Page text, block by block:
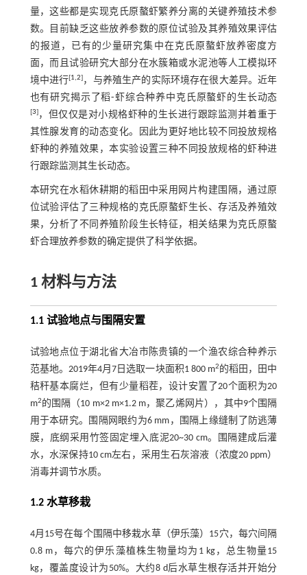
量，这些都是实现克氏原螯虾繁养分离的关键养殖技术参
数。目前缺乏这些放养参数的原位试验及其养殖效果评估
的报道，已有的少量研究集中在克氏原螯虾放养密度方
面，而且试验研究大部分在水簇箱或水泥池等人工模拟环
境中进行[1,2] ，与养殖生产的实际环境存在很大差异。近年
也有研究揭示了稻⁃虾综合种养中克氏原螯虾的生长动态
[3]，但仅仅是对小规格虾种的生长进行跟踪监测并着重于
其性腺发育的动态变化。因此为更好地比较不同投放规格
虾种的养殖效果，本实验设置三种不同投放规格的虾种进
行跟踪监测其生长动态。
本研究在水稻休耕期的稻田中采用网片构建围隔，通过原
位试验评估了三种规格的克氏原螯虾生长、存活及养殖效
果，分析了不同养殖阶段生长特征，相关结果为克氏原螯
虾合理放养参数的确定提供了科学依据。
1 材料与方法
1.1 试验地点与围隔安置
试验地点位于湖北省大冶市陈贵镇的一个渔农综合种养示
范基地。2019年4月7日选取一块面积1 800 m2 的稻田，田中
秸秆基本腐烂，但有少量稻茬，设计安置了20个面积为20
m2 的围隔（10 m×2 m×1.2 m，聚乙烯网片），其中9个围隔
用于本研究。围隔网眼约为6 mm，围隔上缘缝制了防逃薄
膜，底纲采用竹签固定埋入底泥20~30 cm。围隔建成后灌
水，水深保持10 cm左右，采用生石灰溶液（浓度20 ppm）
消毒并调节水质。
1.2 水草移栽
4月15号在每个围隔中移栽水草（伊乐藻）15穴，每穴间隔
0.8 m，每穴的伊乐藻植株生物量均为1 kg，总生物量15
kg，覆盖度设计为50%。大约8 d后水草生根存活并开始分